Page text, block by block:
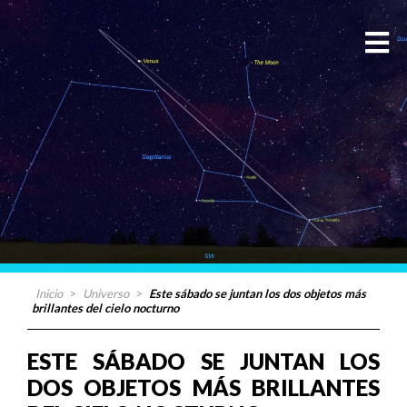
Inicio > Universo > Este sábado se juntan los dos objetos más
brillantes del cielo nocturno
ESTE SÁBADO SE JUNTAN LOS
DOS OBJETOS MÁS BRILLANTES